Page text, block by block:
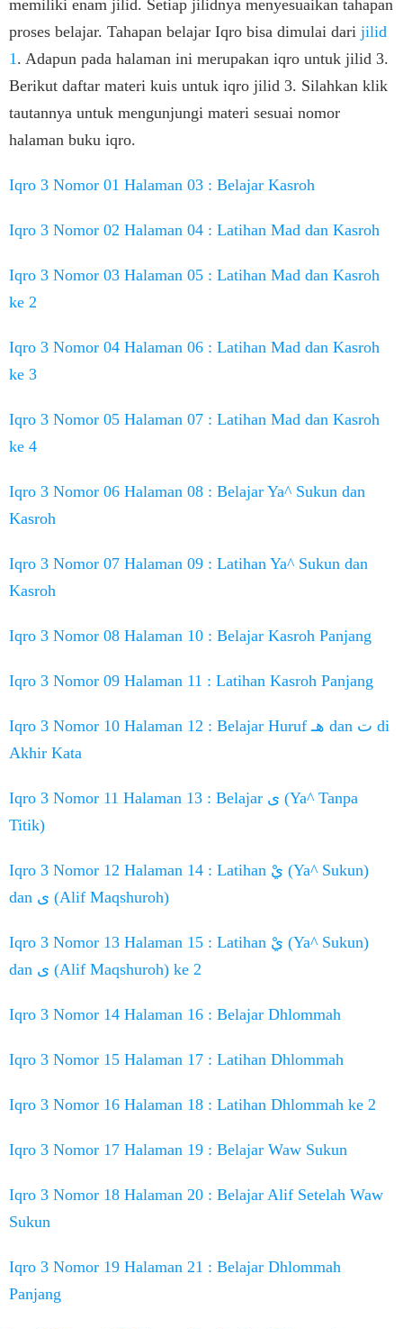
memiliki enam jilid. Setiap jilidnya menyesuaikan tahapan
proses belajar. Tahapan belajar Iqro bisa dimulai dari jilid
1. Adapun pada halaman ini merupakan iqro untuk jilid 3.
Berikut daftar materi kuis untuk iqro jilid 3. Silahkan klik
tautannya untuk mengunjungi materi sesuai nomor
halaman buku iqro.
Iqro 3 Nomor 01 Halaman 03 : Belajar Kasroh
Iqro 3 Nomor 02 Halaman 04 : Latihan Mad dan Kasroh
Iqro 3 Nomor 03 Halaman 05 : Latihan Mad dan Kasroh
ke 2
Iqro 3 Nomor 04 Halaman 06 : Latihan Mad dan Kasroh
ke 3
Iqro 3 Nomor 05 Halaman 07 : Latihan Mad dan Kasroh
ke 4
Iqro 3 Nomor 06 Halaman 08 : Belajar Ya^ Sukun dan
Kasroh
Iqro 3 Nomor 07 Halaman 09 : Latihan Ya^ Sukun dan
Kasroh
Iqro 3 Nomor 08 Halaman 10 : Belajar Kasroh Panjang
Iqro 3 Nomor 09 Halaman 11 : Latihan Kasroh Panjang
Iqro 3 Nomor 10 Halaman 12 : Belajar Huruf هـ dan ت di
Akhir Kata
Iqro 3 Nomor 11 Halaman 13 : Belajar ى (Ya^ Tanpa
Titik)
Iqro 3 Nomor 12 Halaman 14 : Latihan يْ (Ya^ Sukun)
dan ى (Alif Maqshuroh)
Iqro 3 Nomor 13 Halaman 15 : Latihan يْ (Ya^ Sukun)
dan ى (Alif Maqshuroh) ke 2
Iqro 3 Nomor 14 Halaman 16 : Belajar Dhlommah
Iqro 3 Nomor 15 Halaman 17 : Latihan Dhlommah
Iqro 3 Nomor 16 Halaman 18 : Latihan Dhlommah ke 2
Iqro 3 Nomor 17 Halaman 19 : Belajar Waw Sukun
Iqro 3 Nomor 18 Halaman 20 : Belajar Alif Setelah Waw
Sukun
Iqro 3 Nomor 19 Halaman 21 : Belajar Dhlommah
Panjang